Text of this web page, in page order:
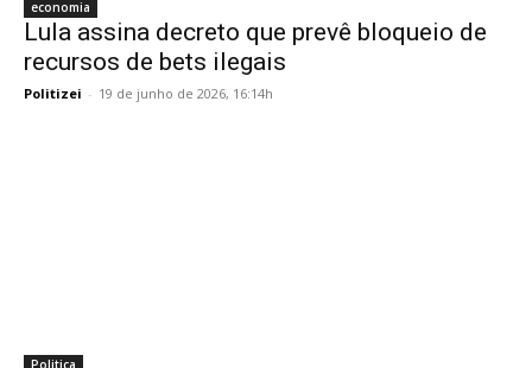
economia
Lula assina decreto que prevê bloqueio de
recursos de bets ilegais
Politizei - 19 de junho de 2026, 16:14h